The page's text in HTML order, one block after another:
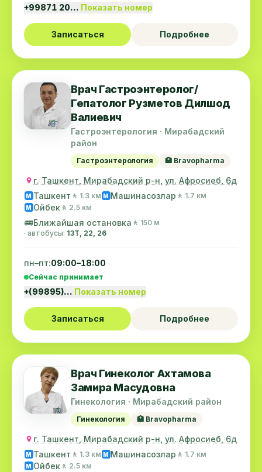
+99871 20… Показать номер
Записаться Подробнее
Врач Гастроэнтеролог/
Гепатолог Рузметов Дилшод
Валиевич
Гастроэнтерология · Мирабадский
район
Гастроэнтерология 🏥 Bravopharma
г. Ташкент, Мирабадский р-н, ул. Афросиеб, 6д
M Ташкент 🚶 1.3 км M Машинасозлар 🚶 1.7 км
M Ойбек 🚶 2.5 км
🚌Ближайшая остановка 🚶 150 м
· автобусы: 13Т, 22, 26
пн–пт:09:00–18:00
Сейчас принимает
+(99895)… Показать номер
Записаться Подробнее
Врач Гинеколог Ахтамова
Замира Масудовна
Гинекология · Мирабадский район
Гинекология 🏥 Bravopharma
г. Ташкент, Мирабадский р-н, ул. Афросиеб, 6д
M Ташкент 🚶 1.3 км M Машинасозлар 🚶 1.7 км
M Ойбек 🚶 2.5 км